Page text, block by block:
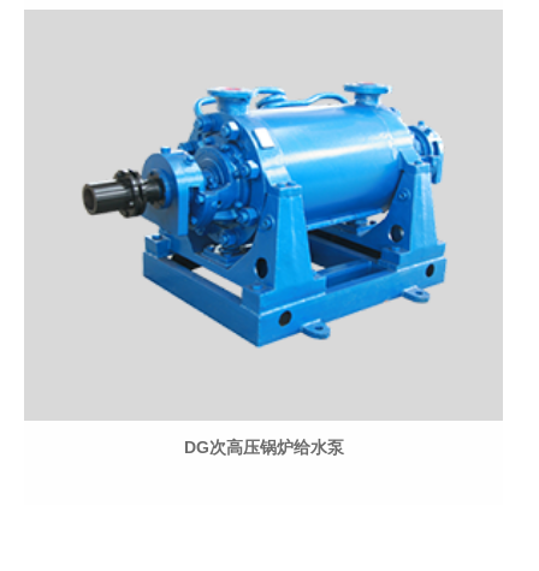
DG次高压锅炉给水泵